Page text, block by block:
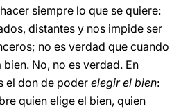
siempre lo que se quiere:
distantes y nos impide ser
no es verdad que cuando
No, no es verdad. En
el don de poder elegir el bien:
quien elige el bien, quien